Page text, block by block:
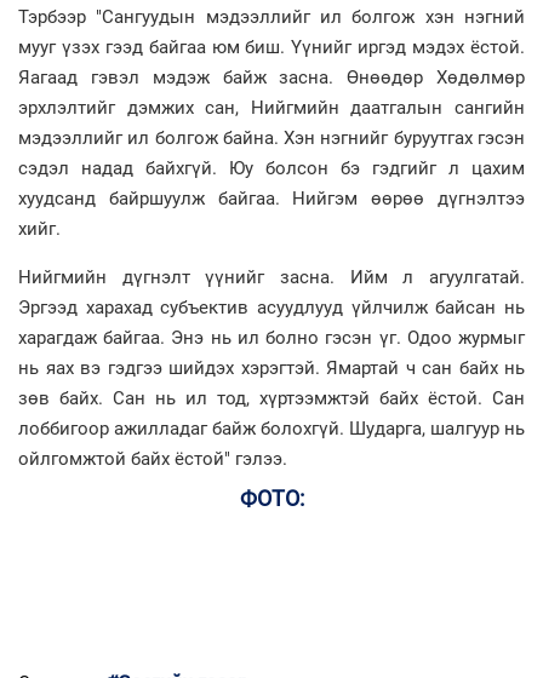
Тэрбээр "Сангуудын мэдээллийг ил болгож хэн нэгний
мууг үзэх гээд байгаа юм биш. Үүнийг иргэд мэдэх ёстой.
Яагаад гэвэл мэдэж байж засна. Өнөөдөр Хөдөлмөр
эрхлэлтийг дэмжих сан, Нийгмийн даатгалын сангийн
мэдээллийг ил болгож байна. Хэн нэгнийг буруутгах гэсэн
сэдэл надад байхгүй. Юу болсон бэ гэдгийг л цахим
хуудсанд байршуулж байгаа. Нийгэм өөрөө дүгнэлтээ
хийг.
Нийгмийн дүгнэлт үүнийг засна. Ийм л агуулгатай.
Эргээд харахад субъектив асуудлууд үйлчилж байсан нь
харагдаж байгаа. Энэ нь ил болно гэсэн үг. Одоо журмыг
нь яах вэ гэдгээ шийдэх хэрэгтэй. Ямартай ч сан байх нь
зөв байх. Сан нь ил тод, хүртээмжтэй байх ёстой. Сан
лоббигоор ажилладаг байж болохгүй. Шударга, шалгуур нь
ойлгомжтой байх ёстой" гэлээ.
ФОТО: